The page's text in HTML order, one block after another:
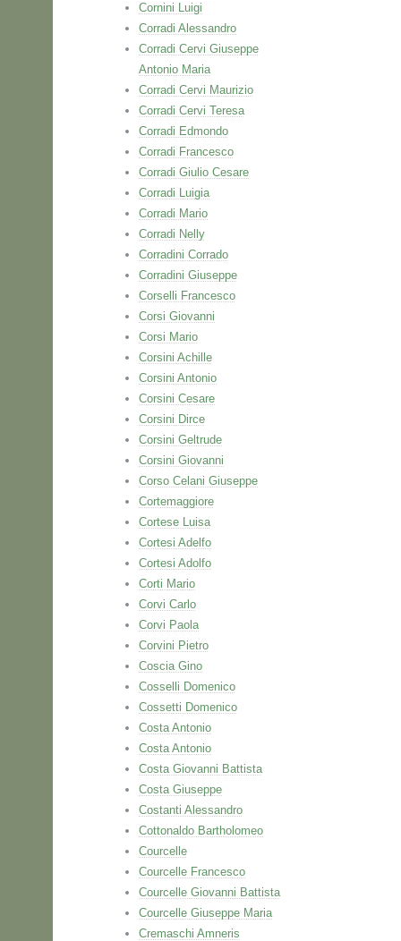
Cornini Luigi
Corradi Alessandro
Corradi Cervi Giuseppe
Antonio Maria
Corradi Cervi Maurizio
Corradi Cervi Teresa
Corradi Edmondo
Corradi Francesco
Corradi Giulio Cesare
Corradi Luigia
Corradi Mario
Corradi Nelly
Corradini Corrado
Corradini Giuseppe
Corselli Francesco
Corsi Giovanni
Corsi Mario
Corsini Achille
Corsini Antonio
Corsini Cesare
Corsini Dirce
Corsini Geltrude
Corsini Giovanni
Corso Celani Giuseppe
Cortemaggiore
Cortese Luisa
Cortesi Adelfo
Cortesi Adolfo
Corti Mario
Corvi Carlo
Corvi Paola
Corvini Pietro
Coscia Gino
Cosselli Domenico
Cossetti Domenico
Costa Antonio
Costa Antonio
Costa Giovanni Battista
Costa Giuseppe
Costanti Alessandro
Cottonaldo Bartholomeo
Courcelle
Courcelle Francesco
Courcelle Giovanni Battista
Courcelle Giuseppe Maria
Cremaschi Amneris